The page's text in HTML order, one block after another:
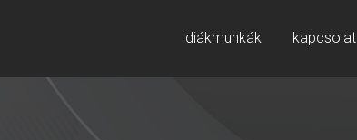
diákmunkák kapcsolat